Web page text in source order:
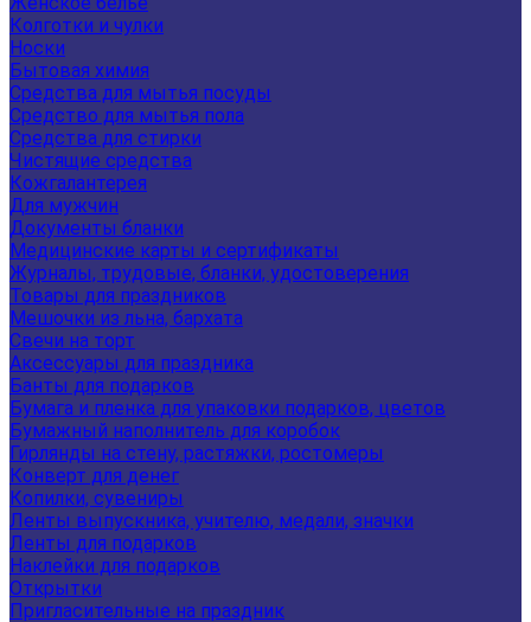
Колготки и чулки
Носки
Бытовая химия
Средства для мытья посуды
Средство для мытья пола
Средства для стирки
Чистящие средства
Кожгалантерея
Для мужчин
Документы бланки
Медицинские карты и сертификаты
Журналы, трудовые, бланки, удостоверения
Товары для праздников
Мешочки из льна, бархата
Свечи на торт
Аксессуары для праздника
Банты для подарков
Бумага и пленка для упаковки подарков, цветов
Бумажный наполнитель для коробок
Гирлянды на стену, растяжки, ростомеры
Конверт для денег
Копилки, сувениры
Ленты выпускника, учителю, медали, значки
Ленты для подарков
Наклейки для подарков
Открытки
Пригласительные на праздник